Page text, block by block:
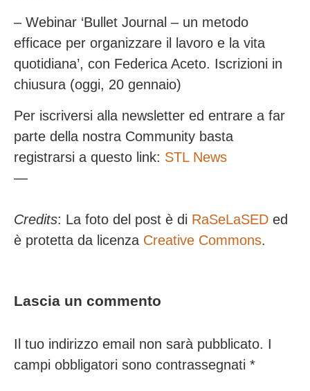
– Webinar ‘Bullet Journal – un metodo
efficace per organizzare il lavoro e la vita
quotidiana’, con Federica Aceto. Iscrizioni in
chiusura (oggi, 20 gennaio)
Per iscriversi alla newsletter ed entrare a far
parte della nostra Community basta
registrarsi a questo link: STL News
—
Credits: La foto del post è di RaSeLaSED ed
è protetta da licenza Creative Commons.
Lascia un commento
Il tuo indirizzo email non sarà pubblicato. I
campi obbligatori sono contrassegnati *